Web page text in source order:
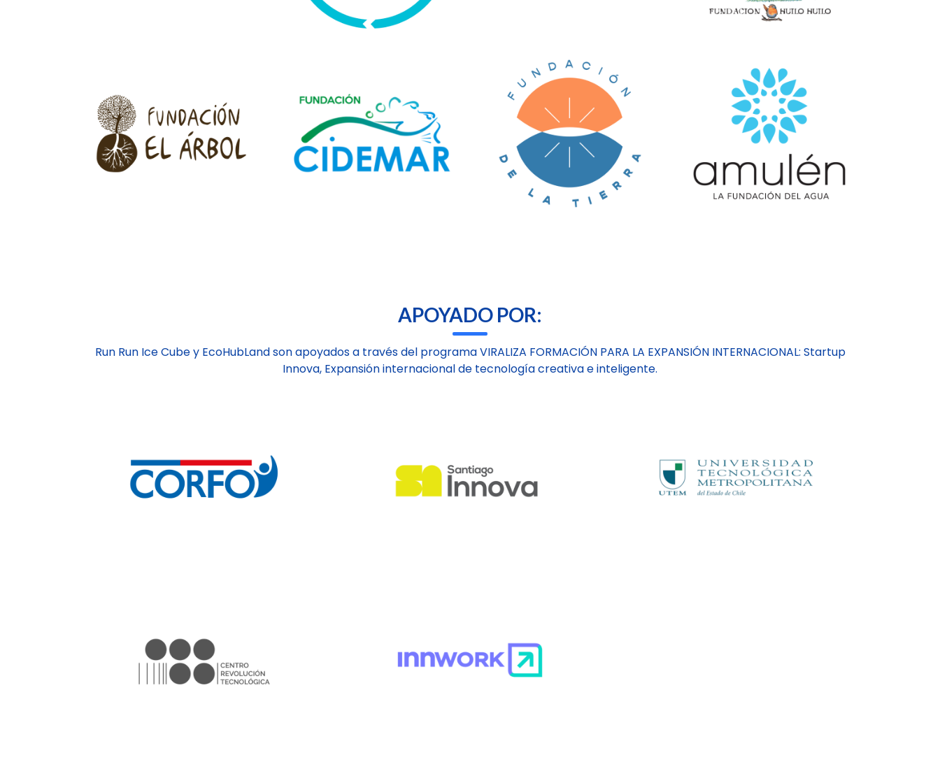
APOYADO POR:
Run Run Ice Cube y EcoHubLand son apoyados a través del programa VIRALIZA FORMACIÓN PARA LA EXPANSIÓN INTERNACIONAL: Startup
Innova, Expansión internacional de tecnología creativa e inteligente.